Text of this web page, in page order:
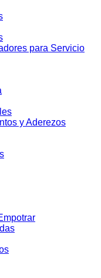
para Servicio
y Aderezos